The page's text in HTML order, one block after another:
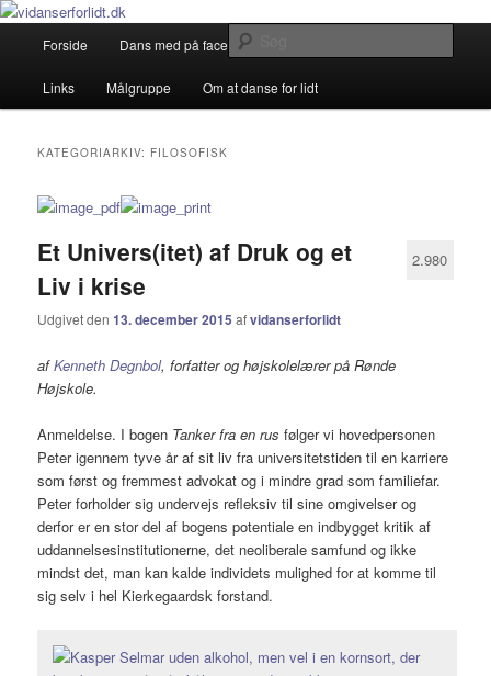
vidanserforlidt.dk
Debatterende tekster med filosofisk tilsnit om hverdagens glæder og
Fortsæt
til
Fortsæt
til
Forside Dans med på facebook
Links Målgruppe Om at danse for lidt
KATEGORIARKIV: FILOSOFISK
Et Univers(itet) af Druk og et
Liv i krise
Udgivet den13. december 2015 afvidanserforlidt
2.980
afKenneth Degnbol, forfatter og højskolelærer på Rønde
Højskole.
Anmeldelse. I bogen Tanker fra en rus følger vi hovedpersonen
Peter igennem tyve år af sit liv fra universitetstiden til en karriere
som først og fremmest advokat og i mindre grad som familiefar.
Peter forholder sig undervejs refleksiv til sine omgivelser og
derfor er en stor del af bogens potentiale en indbygget kritik af
uddannelsesinstitutionerne, det neoliberale samfund og ikke
mindst det, man kan kalde individets mulighed for at komme til
sig selv i hel Kierkegaardsk forstand.